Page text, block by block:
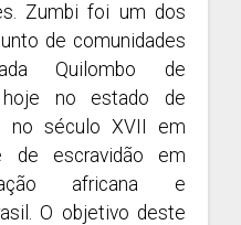
Zumbi foi um dos
de comunidades
Quilombo de
no estado de
no século XVII em
de escravidão em
africana e
O objetivo deste